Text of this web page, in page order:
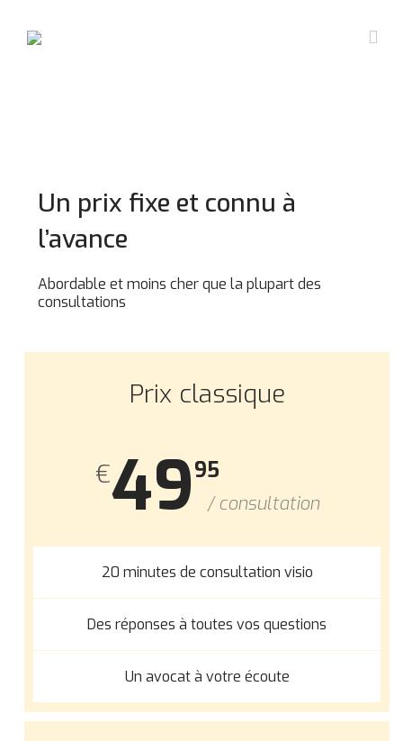
Travail
Famille
Contrat & Consommation
Questions fréquentes ?
Nous contacter
Dossier de presse
Un prix fixe et connu à
l’avance
Abordable et moins cher que la plupart des
consultations
Prix classique
€4995
/ consultation
20 minutes de consultation visio
Des réponses à toutes vos questions
Un avocat à votre écoute